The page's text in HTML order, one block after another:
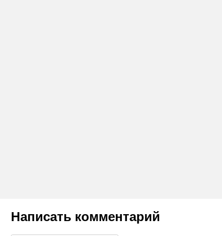
Написать комментарий